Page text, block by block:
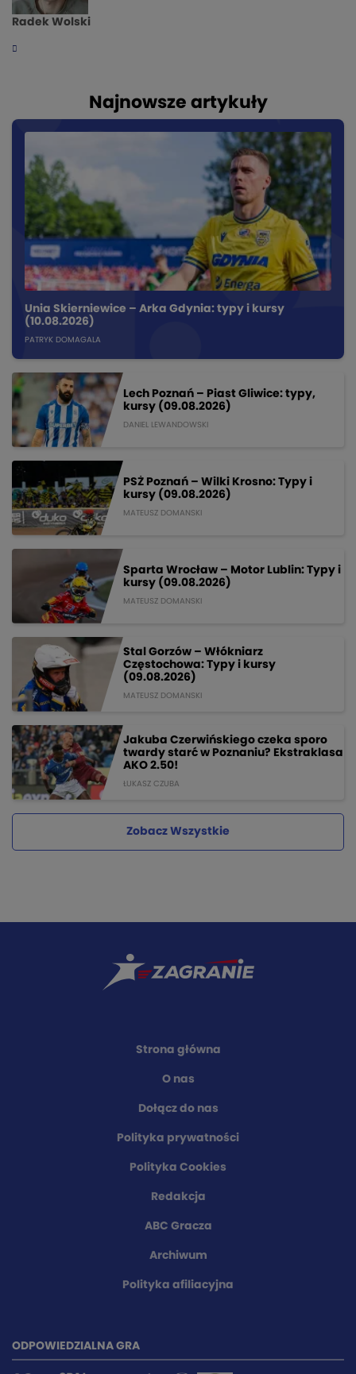
Radek Wolski
Najnowsze artykuły
Unia Skierniewice – Arka Gdynia: typy i kursy
(10.08.2026)
PATRYK DOMAGALA
Lech Poznań – Piast Gliwice: typy,
kursy (09.08.2026)
DANIEL LEWANDOWSKI
PSŻ Poznań – Wilki Krosno: Typy i
kursy (09.08.2026)
MATEUSZ DOMANSKI
Sparta Wrocław – Motor Lublin: Typy i
kursy (09.08.2026)
MATEUSZ DOMANSKI
Stal Gorzów – Włókniarz
Częstochowa: Typy i kursy
(09.08.2026)
MATEUSZ DOMANSKI
Jakuba Czerwińskiego czeka sporo
twardy starć w Poznaniu? Ekstraklasa
AKO 2.50!
ŁUKASZ CZUBA
Zobacz Wszystkie
Strona główna
O nas
Dołącz do nas
Polityka prywatności
Polityka Cookies
Redakcja
ABC Gracza
Archiwum
Polityka afiliacyjna
ODPOWIEDZIALNA GRA